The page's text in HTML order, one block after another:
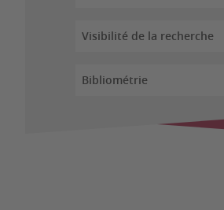
Visibilité de la recherche
Bibliométrie